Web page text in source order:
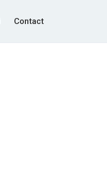
Contact